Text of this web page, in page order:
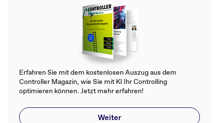
Erfahren Sie mit dem kostenlosen Auszug aus dem
Controller Magazin, wie Sie mit KI Ihr Controlling
optimieren können. Jetzt mehr erfahren!
Weiter